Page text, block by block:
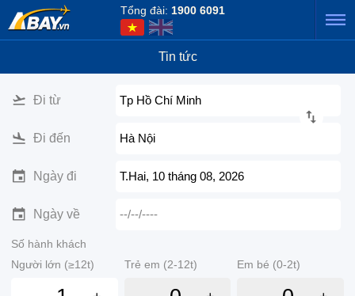
Tổng đài: 1900 6091
Tin tức
Đi từ Tp Hồ Chí Minh
Đi đến Hà Nội
Ngày đi T.Hai, 10 tháng 08, 2026
Ngày về --/--/----
Số hành khách
Người lớn (≥12t)
Trẻ em (2-12t) Em bé (0-2t)